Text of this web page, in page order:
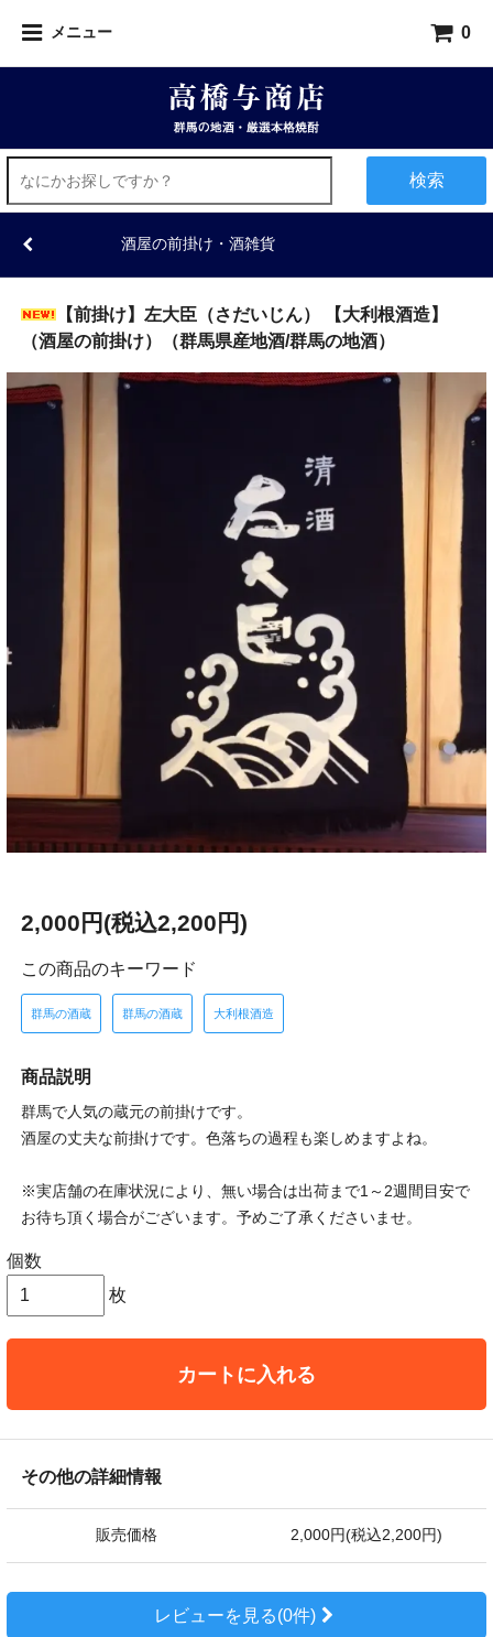
メニュー 0
検索
酒屋の前掛け・酒雑貨
【前掛け】左大臣（さだいじん） 【大利根酒造】
（酒屋の前掛け）（群馬県産地酒/群馬の地酒）
2,000円(税込2,200円)
この商品のキーワード
群馬の酒蔵 群馬の酒蔵 大利根酒造
商品説明
群馬で人気の蔵元の前掛けです。
酒屋の丈夫な前掛けです。色落ちの過程も楽しめますよね。
※実店舗の在庫状況により、無い場合は出荷まで1～2週間目安で
お待ち頂く場合がございます。予めご了承くださいませ。
個数
枚
カートに入れる
その他の詳細情報
販売価格 2,000円(税込2,200円)
レビューを見る(0件)